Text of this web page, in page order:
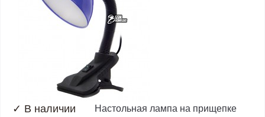
✓ В наличии
Настольная лампа на прищепке